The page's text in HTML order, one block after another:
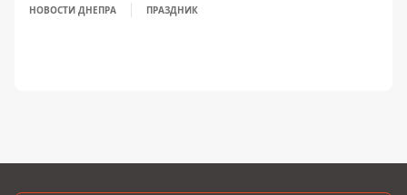
НОВОСТИ ДНЕПРА ПРАЗДНИК